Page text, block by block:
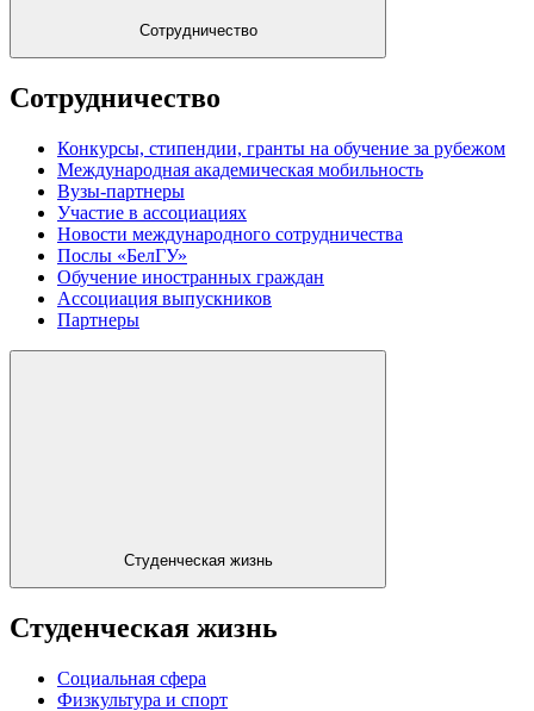
Сотрудничество
Сотрудничество
Конкурсы, стипендии, гранты на обучение за рубежом
Международная академическая мобильность
Вузы-партнеры
Участие в ассоциациях
Новости международного сотрудничества
Послы «БелГУ»
Обучение иностранных граждан
Ассоциация выпускников
Партнеры
Студенческая жизнь
Студенческая жизнь
Социальная сфера
Физкультура и спорт